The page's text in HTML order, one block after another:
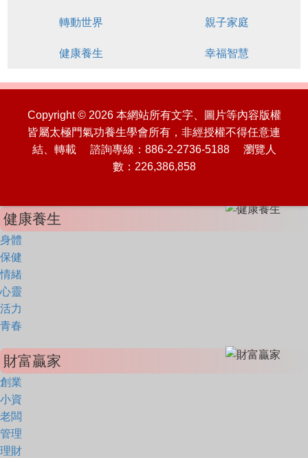
轉動世界 親子家庭
健康養生 幸福智慧
Copyright © 2026 本網站所有文字、圖片等內容版權
皆屬太極門氣功養生學會所有，非經授權不得任意連
結、轉載 諮詢專線：886-2-2736-5188 瀏覽人
數：226,386,858
健康養生
身體
保健
情緒
心靈
活力
青春
財富贏家
創業
小資
老闆
管理
理財